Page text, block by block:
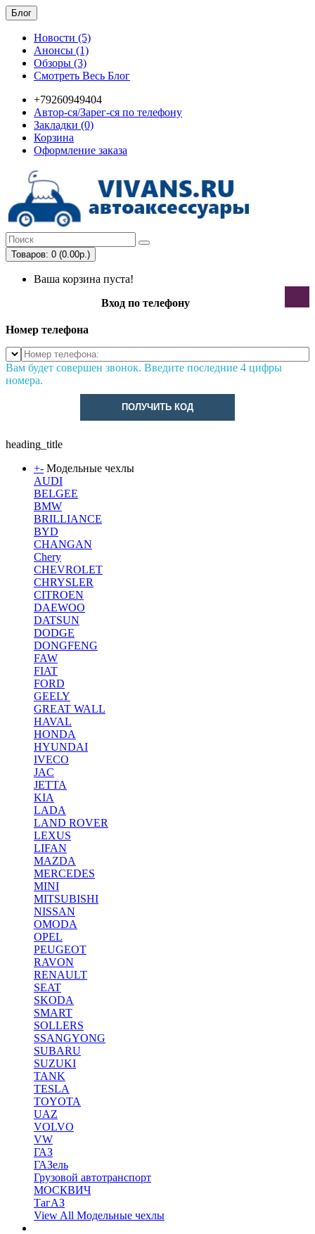
Блог
Новости (5)
Анонсы (1)
Обзоры (3)
Смотреть Весь Блог
+79260949404
Автор-ся/Зарег-ся по телефону
Закладки (0)
Корзина
Оформление заказа
Товаров: 0 (0.00р.)
Ваша корзина пуста!
Вход по телефону
Номер телефона
Вам будет совершен звонок. Введите последние 4 цифры
номера.
ПОЛУЧИТЬ КОД
heading_title
+- Модельные чехлы
AUDI
BELGEE
BMW
BRILLIANCE
BYD
CHANGAN
Chery
CHEVROLET
CHRYSLER
CITROEN
DAEWOO
DATSUN
DODGE
DONGFENG
FAW
FIAT
FORD
GEELY
GREAT WALL
HAVAL
HONDA
HYUNDAI
IVECO
JAC
JETTA
KIA
LADA
LAND ROVER
LEXUS
LIFAN
MAZDA
MERCEDES
MINI
MITSUBISHI
NISSAN
OMODA
OPEL
PEUGEOT
RAVON
RENAULT
SEAT
SKODA
SMART
SOLLERS
SSANGYONG
SUBARU
SUZUKI
TANK
TESLA
TOYOTA
UAZ
VOLVO
VW
ГАЗ
ГАЗель
Грузовой автотранспорт
МОСКВИЧ
ТагАЗ
View All Модельные чехлы